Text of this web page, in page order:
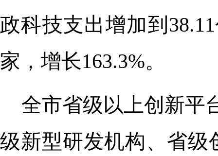
政科技支出增加到
家，增长163.3%。
全市省级以上创新平
级新型研发机构、省级